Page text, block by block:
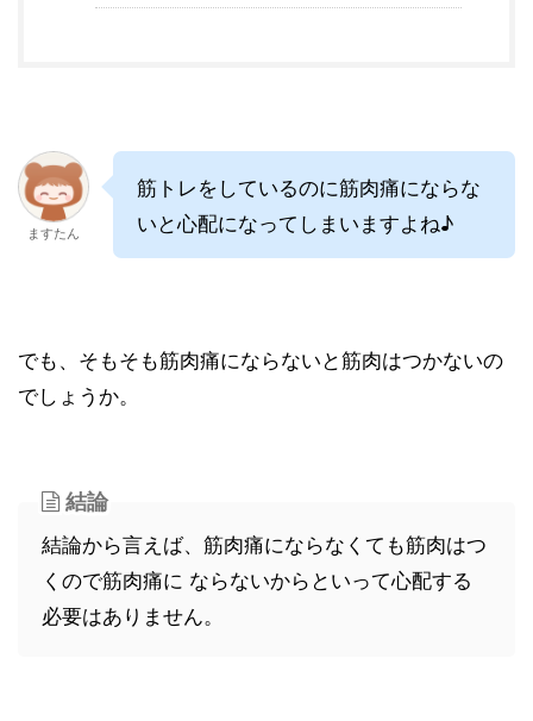
ますたん
筋トレをしているのに筋肉痛にならな
いと心配になってしまいますよね♪
でも、そもそも筋肉痛にならないと筋肉はつかないの
でしょうか。
結論
結論から言えば、筋肉痛にならなくても筋肉はつ
くので筋肉痛に ならないからといって心配する
必要はありません。